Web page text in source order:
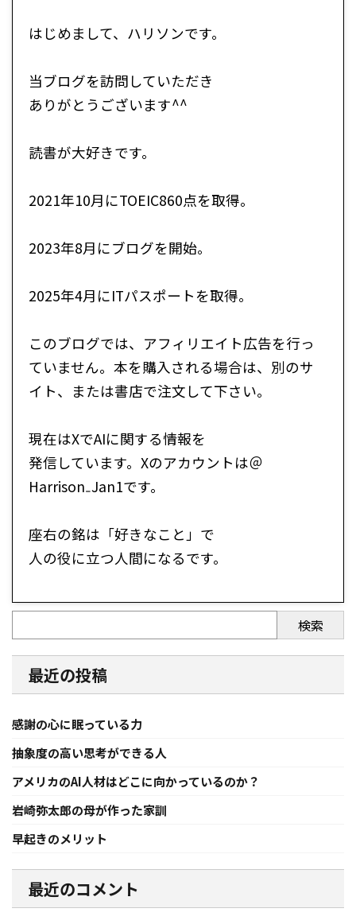
はじめまして、ハリソンです。
当ブログを訪問していただき
ありがとうございます^^
読書が大好きです。
2021年10月にTOEIC860点を取得。
2023年8月にブログを開始。
2025年4月にITパスポートを取得。
このブログでは、アフィリエイト広告を行っ
ていません。本を購入される場合は、別のサ
イト、または書店で注文して下さい。
現在はXでAIに関する情報を
発信しています。Xのアカウントは＠
Harrison₋Jan1です。
座右の銘は「好きなこと」で
人の役に立つ人間になるです。
検索
最近の投稿
感謝の心に眠っている力
抽象度の高い思考ができる人
アメリカのAI人材はどこに向かっているのか？
岩崎弥太郎の母が作った家訓
早起きのメリット
最近のコメント